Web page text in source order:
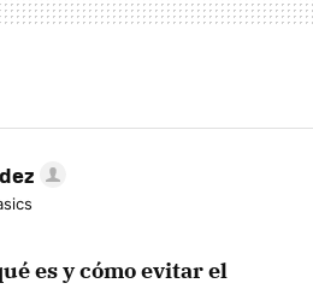
es y cómo evitar el